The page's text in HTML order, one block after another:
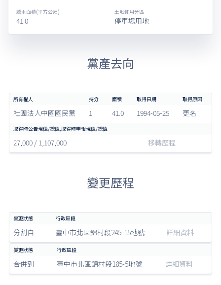
謄本面積(平方公尺)
41.0
土地使用分區
停車場用地
黨產去向
社團法人中國國民黨 1 41.0 1994-05-25 更名
27,000 / 1,107,000 移轉歷程
變更歷程
分割自 臺中市北區錦村段245-15地號 詳細資料
合併到 臺中市北區錦村段185-5地號 詳細資料